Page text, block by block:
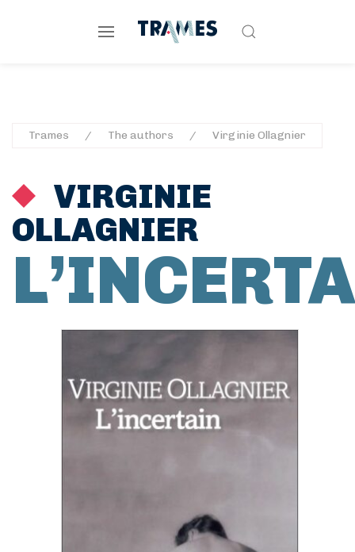
Trames The authors Virginie Ollagnier
VIRGINIE
OLLAGNIER